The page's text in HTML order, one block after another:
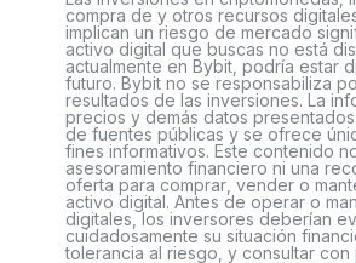
compra de y otros recursos
implican un riesgo de mercado
activo digital que buscas no está
actualmente en Bybit, podría estar
futuro. Bybit no se responsabiliza
resultados de las inversiones. La
precios y demás datos
de fuentes públicas y se ofrece
fines informativos. Este contenido
asesoramiento financiero ni una
oferta para comprar, vender o
activo digital. Antes de operar o
digitales, los inversores deberían
cuidadosamente su situación
tolerancia al riesgo, y consultar